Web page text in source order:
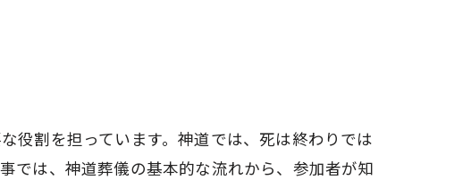
役割を担っています。神道では、死は終わりでは
では、神道葬儀の基本的な流れから、参加者が知